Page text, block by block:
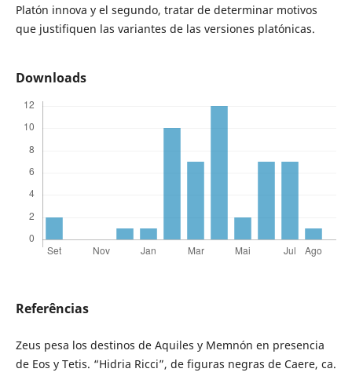
Platón innova y el segundo, tratar de determinar motivos
que justifiquen las variantes de las versiones platónicas.
Downloads
Referências
Zeus pesa los destinos de Aquiles y Memnón en presencia
de Eos y Tetis. “Hidria Ricci”, de figuras negras de Caere, ca.